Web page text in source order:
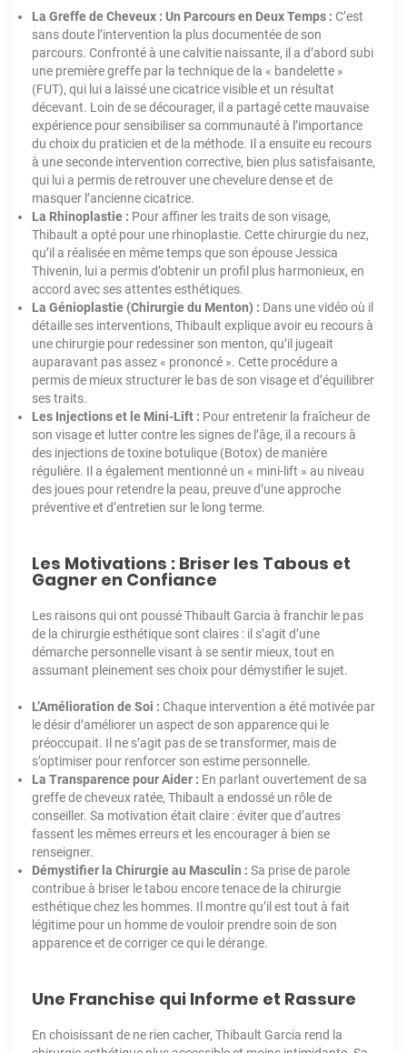
La Greffe de Cheveux : Un Parcours en Deux Temps : C’est
sans doute l’intervention la plus documentée de son
parcours. Confronté à une calvitie naissante, il a d’abord subi
une première greffe par la technique de la « bandelette »
(FUT), qui lui a laissé une cicatrice visible et un résultat
décevant. Loin de se décourager, il a partagé cette mauvaise
expérience pour sensibiliser sa communauté à l’importance
du choix du praticien et de la méthode. Il a ensuite eu recours
à une seconde intervention corrective, bien plus satisfaisante,
qui lui a permis de retrouver une chevelure dense et de
masquer l’ancienne cicatrice.
La Rhinoplastie : Pour affiner les traits de son visage,
Thibault a opté pour une rhinoplastie. Cette chirurgie du nez,
qu’il a réalisée en même temps que son épouse Jessica
Thivenin, lui a permis d’obtenir un profil plus harmonieux, en
accord avec ses attentes esthétiques.
La Génioplastie (Chirurgie du Menton) : Dans une vidéo où il
détaille ses interventions, Thibault explique avoir eu recours à
une chirurgie pour redessiner son menton, qu’il jugeait
auparavant pas assez « prononcé ». Cette procédure a
permis de mieux structurer le bas de son visage et d’équilibrer
ses traits.
Les Injections et le Mini-Lift : Pour entretenir la fraîcheur de
son visage et lutter contre les signes de l’âge, il a recours à
des injections de toxine botulique (Botox) de manière
régulière. Il a également mentionné un « mini-lift » au niveau
des joues pour retendre la peau, preuve d’une approche
préventive et d’entretien sur le long terme.
Les Motivations : Briser les Tabous et
Gagner en Confiance
Les raisons qui ont poussé Thibault Garcia à franchir le pas
de la chirurgie esthétique sont claires : il s’agit d’une
démarche personnelle visant à se sentir mieux, tout en
assumant pleinement ses choix pour démystifier le sujet.
L’Amélioration de Soi : Chaque intervention a été motivée par
le désir d’améliorer un aspect de son apparence qui le
préoccupait. Il ne s’agit pas de se transformer, mais de
s’optimiser pour renforcer son estime personnelle.
La Transparence pour Aider : En parlant ouvertement de sa
greffe de cheveux ratée, Thibault a endossé un rôle de
conseiller. Sa motivation était claire : éviter que d’autres
fassent les mêmes erreurs et les encourager à bien se
renseigner.
Démystifier la Chirurgie au Masculin : Sa prise de parole
contribue à briser le tabou encore tenace de la chirurgie
esthétique chez les hommes. Il montre qu’il est tout à fait
légitime pour un homme de vouloir prendre soin de son
apparence et de corriger ce qui le dérange.
Une Franchise qui Informe et Rassure
En choisissant de ne rien cacher, Thibault Garcia rend la